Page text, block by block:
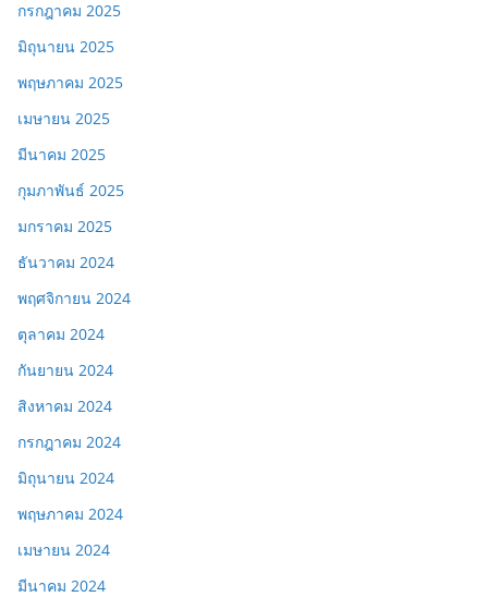
กรกฎาคม 2025
มิถุนายน 2025
พฤษภาคม 2025
เมษายน 2025
มีนาคม 2025
กุมภาพันธ์ 2025
มกราคม 2025
ธันวาคม 2024
พฤศจิกายน 2024
ตุลาคม 2024
กันยายน 2024
สิงหาคม 2024
กรกฎาคม 2024
มิถุนายน 2024
พฤษภาคม 2024
เมษายน 2024
มีนาคม 2024